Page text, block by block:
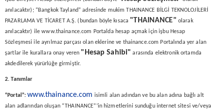
anılacaktır); “Bangkok Tayland” adresinde mukim THAINANCE BİLGİ TEKNOLOJİLERİ
PAZARLAMA VE TİCARET A.Ş. (bundan böyle kısaca "THAINANCE" olarak
anılacaktır) ile www.thainance.com Portalda hesap açmak için işbu Hesap
Sözleşmesi ile ayrılmaz parçası olan eklerine ve thainance.com Portalında yer alan
şartlar ile kurallara onay veren "Hesap Sahibi" arasında elektronik ortamda
akdedilerek yürürlüğe girmiştir.
2. Tanımlar
“Portal”: www.thainance.com isimli alan adından ve bu alan adına bağlı alt
alan adlarından oluşan “THAINANCE”’in hizmetlerini sunduğu internet sitesi ve/veya